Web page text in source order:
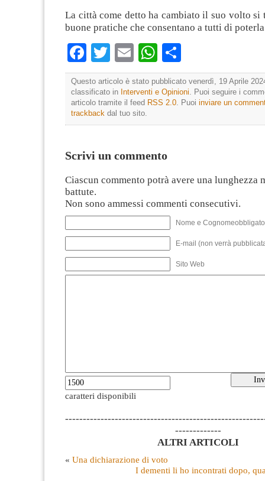
La città come detto ha cambiato il suo volto
buone pratiche che consentano a tutti di
Facebook
TwitterEmailWhatsApp
Questo articolo è stato pubblicato venerdì, 19 Aprile
classificato in Interventi e Opinioni. Puoi seguire i
articolo tramite il feed RSS 2.0. Puoi inviare un
trackback dal tuo sito.
Scrivi un commento
Ciascun commento potrà avere una lunghezza
battute.
Non sono ammessi commenti consecutivi.
Nome e
E-mail (non verrà
Sito Web
caratteri disponibili
-------------
ALTRI ARTICOLI
« Una dichiarazione di voto
I dementi li ho incontrati dopo,